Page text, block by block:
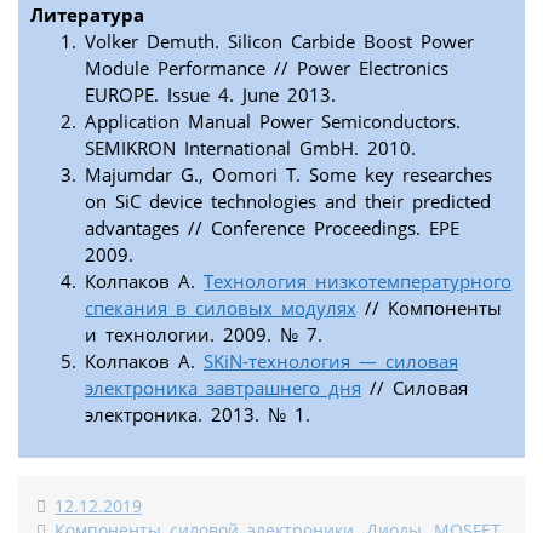
Литература
Volker Demuth. Silicon Carbide Boost Power
Module Performance // Power Electronics
EUROPE. Issue 4. June 2013.
Application Manual Power Semiconductors.
SEMIKRON International GmbH. 2010.
Majumdar G., Oomori T. Some key researches
on SiC device technologies and their predicted
advantages // Conference Proceedings. EPE
2009.
Колпаков А. Технология низкотемпературного
спекания в силовых модулях // Компоненты
и технологии. 2009. № 7.
Колпаков А. SKiN-технология — силовая
электроника завтрашнего дня // Силовая
электроника. 2013. № 1.
12.12.2019